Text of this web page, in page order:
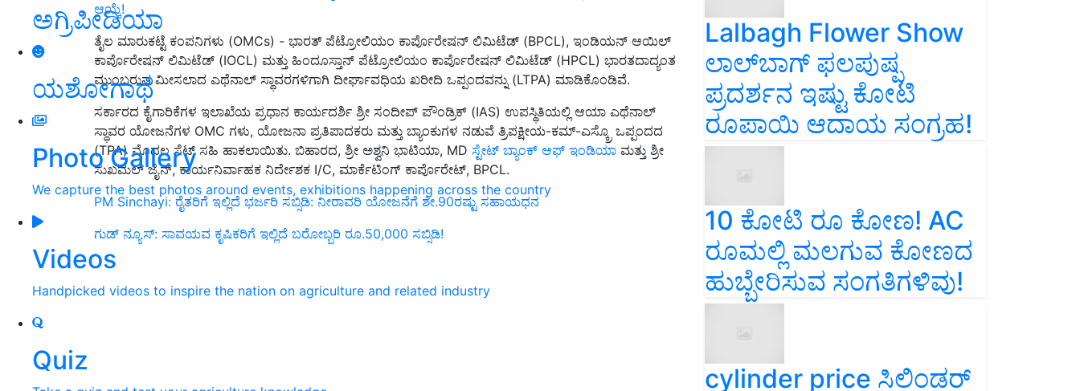
ಅಗ್ರಿಪೀಡಿಯಾ
ಯಶೋಗಾಥೆ
Photo Gallery
We capture the best photos around events, exhibitions happening across the country
Videos
Handpicked videos to inspire the nation on agriculture and related industry
Quiz
ಆಯ್ಕೆ!
ತೈಲ ಮಾರುಕಟ್ಟೆ ಕಂಪನಿಗಳು (OMCs) - ಭಾರತ್ ಪೆಟ್ರೋಲಿಯಂ ಕಾರ್ಪೊರೇಷನ್ ಲಿಮಿಟೆಡ್ (BPCL), ಇಂಡಿಯನ್ ಆಯಿಲ್
ಕಾರ್ಪೊರೇಷನ್ ಲಿಮಿಟೆಡ್ (IOCL) ಮತ್ತು ಹಿಂದೂಸ್ತಾನ್ ಪೆಟ್ರೋಲಿಯಂ ಕಾರ್ಪೊರೇಷನ್ ಲಿಮಿಟೆಡ್ (HPCL) ಭಾರತದಾದ್ಯಂತ
ಮುಂಬರುವ ಮೀಸಲಾದ ಎಥೆನಾಲ್ ಸ್ಥಾವರಗಳಿಗಾಗಿ ದೀರ್ಘಾವಧಿಯ ಖರೀದಿ ಒಪ್ಪಂದವನ್ನು (LTPA) ಮಾಡಿಕೊಂಡಿವೆ.
ಸರ್ಕಾರದ ಕೈಗಾರಿಕೆಗಳ ಇಲಾಖೆಯ ಪ್ರಧಾನ ಕಾರ್ಯದರ್ಶಿ ಶ್ರೀ ಸಂದೀಪ್ ಪೌಂಡ್ರಿಕ್ (IAS) ಉಪಸ್ಥಿತಿಯಲ್ಲಿ ಆಯಾ ಎಥೆನಾಲ್
ಸ್ಥಾವರ ಯೋಜನೆಗಳ OMC ಗಳು, ಯೋಜನಾ ಪ್ರತಿಪಾದಕರು ಮತ್ತು ಬ್ಯಾಂಕುಗಳ ನಡುವೆ ತ್ರಿಪಕ್ಷೀಯ-ಕಮ್-ಎಸ್ಕ್ರೊ ಒಪ್ಪಂದದ
(TPA) ಮೊದಲ ಸೆಟ್ ಸಹಿ ಹಾಕಲಾಯಿತು. ಬಿಹಾರದ, ಶ್ರೀ ಅಶ್ವನಿ ಭಾಟಿಯಾ, MD ಸ್ಟೇಟ್ ಬ್ಯಾಂಕ್ ಆಫ್ ಇಂಡಿಯಾ ಮತ್ತು ಶ್ರೀ
ಸುಖಮಲ್ ಜೈನ್, ಕಾರ್ಯನಿರ್ವಾಹಕ ನಿರ್ದೇಶಕ I/C, ಮಾರ್ಕೆಟಿಂಗ್ ಕಾರ್ಪೊರೇಟ್, BPCL.
PM Sinchayi: ರೈತರಿಗೆ ಇಲ್ಲಿದೆ ಭರ್ಜರಿ ಸಬ್ಸಿಡಿ: ನೀರಾವರಿ ಯೋಜನೆಗೆ ಶೇ.90ರಷ್ಟು ಸಹಾಯಧನ
ಗುಡ್‌ ನ್ಯೂಸ್‌: ಸಾವಯವ ಕೃಷಿಕರಿಗೆ ಇಲ್ಲಿದೆ ಬರೋಬ್ಬರಿ ರೂ.50,000 ಸಬ್ಸಿಡಿ!
Lalbagh Flower Show
ಲಾಲ್‌ಬಾಗ್ ಫಲಪುಷ್ಪ
ಪ್ರದರ್ಶನ ಇಷ್ಟು ಕೋಟಿ
ರೂಪಾಯಿ ಆದಾಯ ಸಂಗ್ರಹ!
10 ಕೋಟಿ ರೂ ಕೋಣ! AC
ರೂಮಲ್ಲಿ ಮಲಗುವ ಕೋಣದ
ಹುಬ್ಬೇರಿಸುವ ಸಂಗತಿಗಳಿವು!
cylinder price ಸಿಲಿಂಡರ್‌